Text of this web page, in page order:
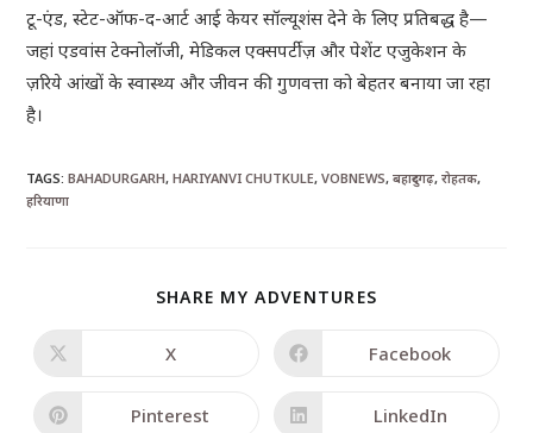
टू-एंड, स्टेट-ऑफ-द-आर्ट आई केयर सॉल्यूशंस देने के लिए प्रतिबद्ध है—
जहां एडवांस टेक्नोलॉजी, मेडिकल एक्सपर्टीज़ और पेशेंट एजुकेशन के
ज़रिये आंखों के स्वास्थ्य और जीवन की गुणवत्ता को बेहतर बनाया जा रहा
है।
TAGS:BAHADURGARH, HARIYANVI CHUTKULE, VOBNEWS, बहादुरगढ़, रोहतक,
हरियाणा
SHARE MY ADVENTURES
X Facebook
Pinterest LinkedIn